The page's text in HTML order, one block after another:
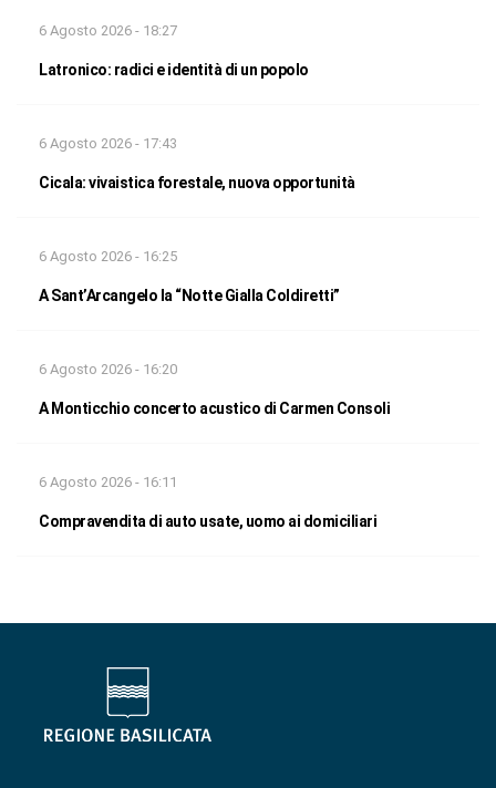
6 Agosto 2026 - 18:27
Latronico: radici e identità di un popolo
6 Agosto 2026 - 17:43
Cicala: vivaistica forestale, nuova opportunità
6 Agosto 2026 - 16:25
A Sant’Arcangelo la “Notte Gialla Coldiretti”
6 Agosto 2026 - 16:20
A Monticchio concerto acustico di Carmen Consoli
6 Agosto 2026 - 16:11
Compravendita di auto usate, uomo ai domiciliari